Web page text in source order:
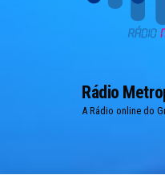
Rádio
A Rádio online do